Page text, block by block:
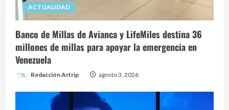
ACTUALIDAD
Banco de Millas de Avianca y LifeMiles destina 36
millones de millas para apoyar la emergencia en
Venezuela
Redacción Artrip agosto 3, 2026